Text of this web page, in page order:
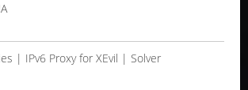
| IPv6 Proxy for XEvil | Solver